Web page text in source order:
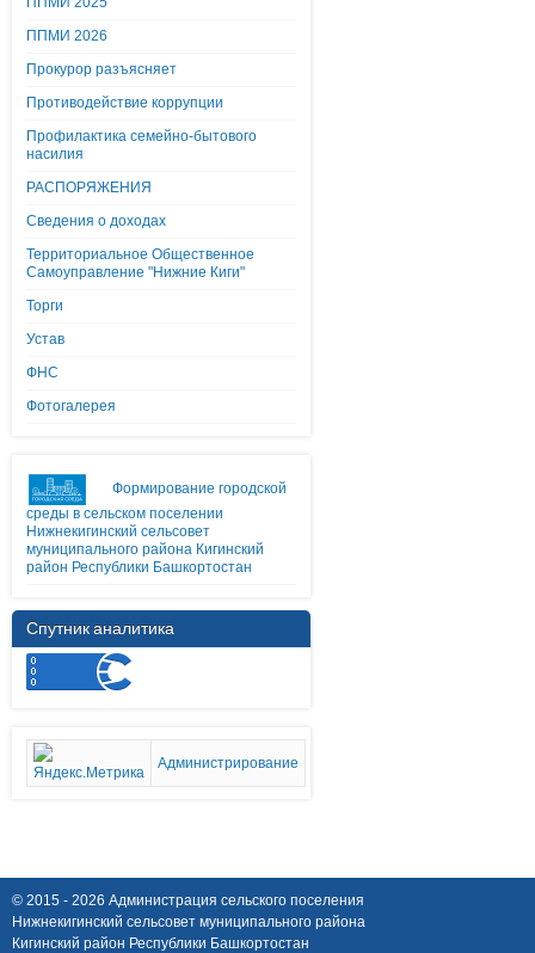
ППМИ 2026
Прокурор разъясняет
Противодействие коррупции
Профилактика семейно-бытового
насилия
РАСПОРЯЖЕНИЯ
Сведения о доходах
Территориальное Общественное
Самоуправление "Нижние Киги"
Торги
Устав
ФНС
Фотогалерея
Формирование городской
среды в сельском поселении
Нижнекигинский сельсовет
муниципального района Кигинский
район Республики Башкортостан
Спутник аналитика
Администрирование
© 2015 - 2026 Администрация сельского поселения
Нижнекигинский сельсовет муниципального района
Кигинский район Республики Башкортостан